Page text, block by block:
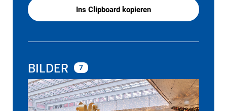
Ins Clipboard kopieren
BILDER 7